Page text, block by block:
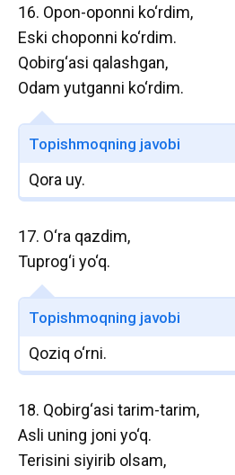
16. Opon-oponni ko‘rdim,
Eski choponni ko‘rdim.
Qobirg‘asi qalashgan,
Odam yutganni ko‘rdim.
Topishmoqning javobi
Qora uy.
17. O‘ra qazdim,
Tuprog‘i yo‘q.
Topishmoqning javobi
Qoziq o‘rni.
18. Qobirg‘asi tarim-tarim,
Asli uning joni yo‘q.
Terisini siyirib olsam,